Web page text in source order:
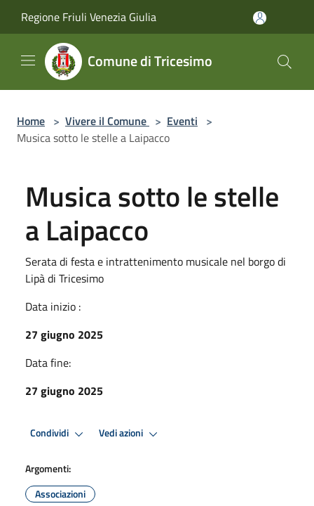
Regione Friuli Venezia Giulia
Comune di Tricesimo
Home > Vivere il Comune > Eventi >
Musica sotto le stelle a Laipacco
Musica sotto le stelle
a Laipacco
Serata di festa e intrattenimento musicale nel borgo di
Lipà di Tricesimo
Data inizio :
27 giugno 2025
Data fine:
27 giugno 2025
Condividi Vedi azioni
Argomenti:
Associazioni